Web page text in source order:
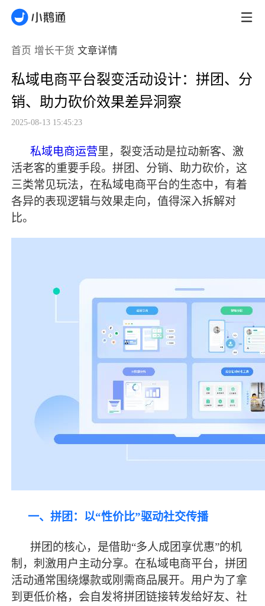
首页 增长干货 文章详情
私域电商平台裂变活动设计：拼团、分
销、助力砍价效果差异洞察
2025-08-13 15:45:23
私域电商运营里，裂变活动是拉动新客、激
活老客的重要手段。拼团、分销、助力砍价，这
三类常见玩法，在私域电商平台的生态中，有着
各异的表现逻辑与效果走向，值得深入拆解对
比。
一、拼团：以“性价比”驱动社交传播
拼团的核心，是借助“多人成团享优惠”的机
制，刺激用户主动分享。在私域电商平台，拼团
活动通常围绕爆款或刚需商品展开。用户为了拿
到更低价格，会自发将拼团链接转发给好友、社